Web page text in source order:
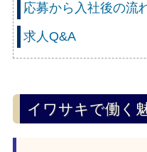
応募から入社後の流
求人Q&A
イワサキで働く